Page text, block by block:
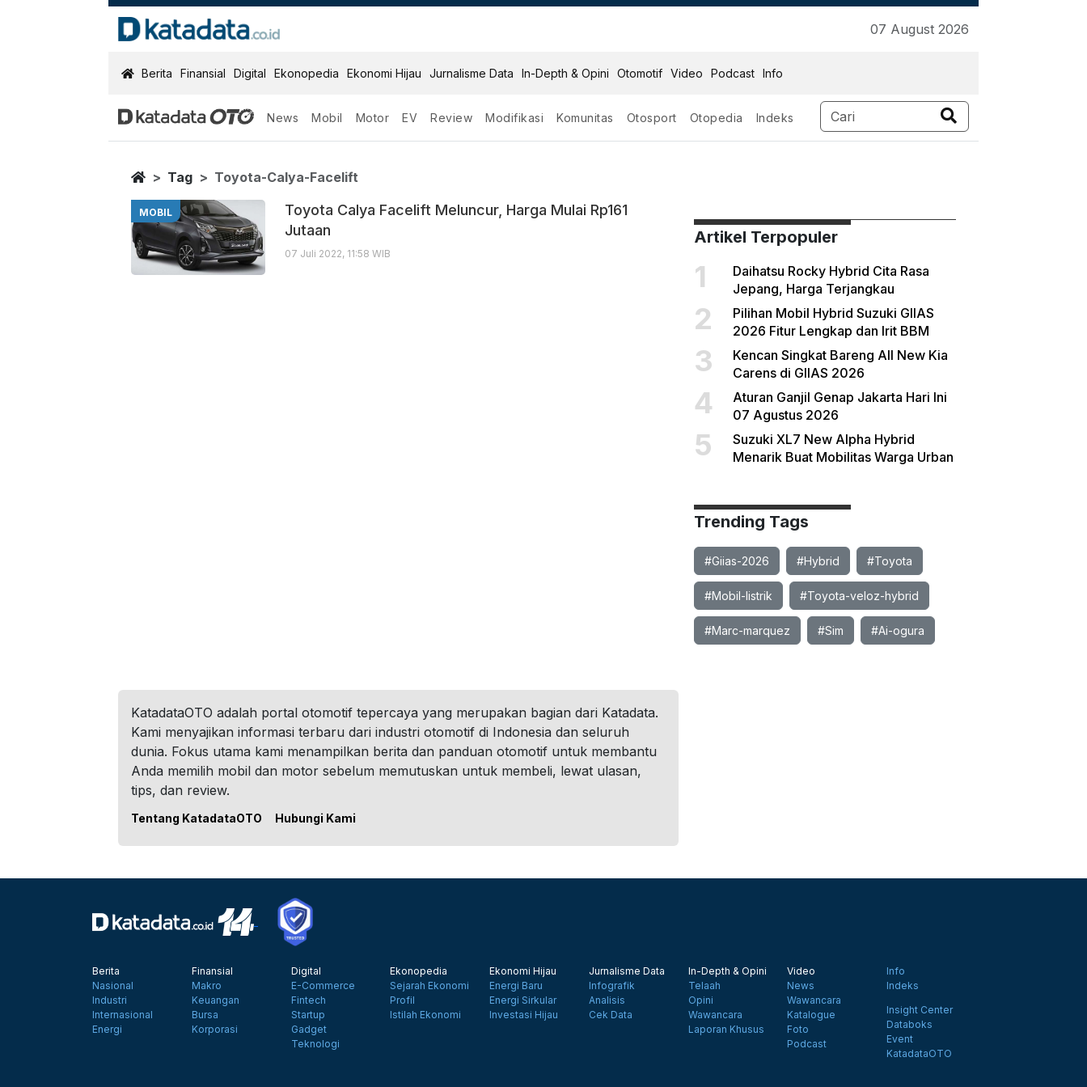
07 August 2026
KatadataOTO
Berita Finansial Digital Ekonopedia Ekonomi Hijau Jurnalisme Data In-Depth & Opini Otomotif Video Podcast Info
News Mobil Motor EV Review Modifikasi Komunitas Otosport Otopedia Indeks
Toyota Calya Facelift
Berita Terbaru
Home
Tag Toyota-Calya-Facelift
MOBIL
Toyota Calya Facelift Meluncur, Harga Mulai Rp161
Jutaan
07 Juli 2022, 11:58 WIB
Artikel Terpopuler
1
Daihatsu Rocky Hybrid Cita Rasa
Jepang, Harga Terjangkau
2
Pilihan Mobil Hybrid Suzuki GIIAS
2026 Fitur Lengkap dan Irit BBM
3
Kencan Singkat Bareng All New Kia
Carens di GIIAS 2026
4
Aturan Ganjil Genap Jakarta Hari Ini
07 Agustus 2026
5
Suzuki XL7 New Alpha Hybrid
Menarik Buat Mobilitas Warga Urban
Trending Tags
#Giias-2026 #Hybrid #Toyota
#Mobil-listrik #Toyota-veloz-hybrid
#Marc-marquez #Sim #Ai-ogura
KatadataOTO adalah portal otomotif tepercaya yang merupakan bagian dari Katadata.
Kami menyajikan informasi terbaru dari industri otomotif di Indonesia dan seluruh
dunia. Fokus utama kami menampilkan berita dan panduan otomotif untuk membantu
Anda memilih mobil dan motor sebelum memutuskan untuk membeli, lewat ulasan,
tips, dan review.
Tentang KatadataOTO Hubungi Kami
Berita
Nasional
Industri
Internasional
Energi
Finansial
Makro
Keuangan
Bursa
Korporasi
Digital
E-Commerce
Fintech
Startup
Gadget
Teknologi
Ekonopedia
Sejarah Ekonomi
Profil
Istilah Ekonomi
Ekonomi Hijau
Energi Baru
Energi Sirkular
Investasi Hijau
Jurnalisme Data
Infografik
Analisis
Cek Data
In-Depth & Opini
Telaah
Opini
Wawancara
Laporan Khusus
Video
News
Wawancara
Katalogue
Foto
Podcast
Info
Indeks
Insight Center
Databoks
Event
KatadataOTO